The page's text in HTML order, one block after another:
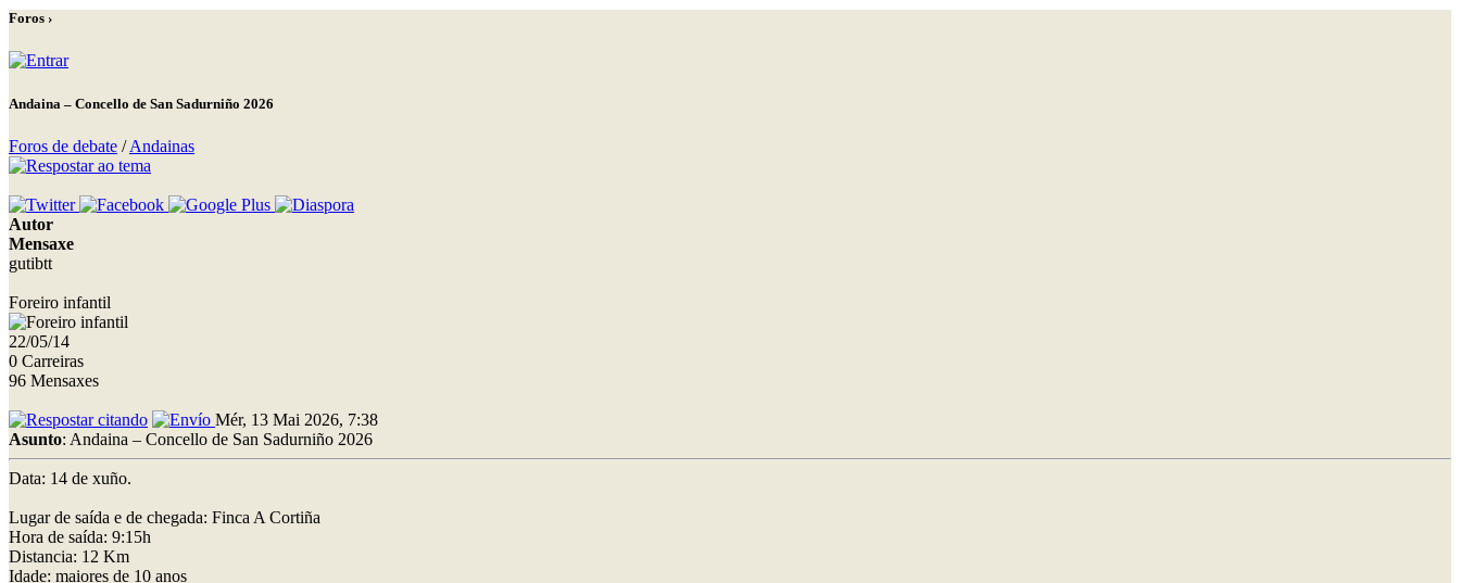
Foros ›
Andaina – Concello de San Sadurniño 2026
Foros de debate /Andainas
Autor
Mensaxe
gutibtt
Foreiro infantil
22/05/14
0 Carreiras
96 Mensaxes
Mér, 13 Mai 2026, 7:38
Asunto: Andaina – Concello de San Sadurniño 2026
Data: 14 de xuño.
Lugar de saída e de chegada: Finca A Cortiña
Hora de saída: 9:15h
Distancia: 12 Km
Idade: maiores de 10 anos